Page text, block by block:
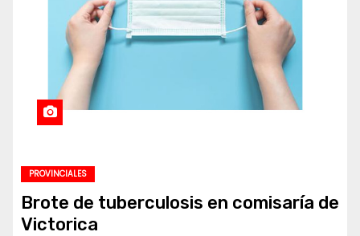
PROVINCIALES
Brote de tuberculosis en comisaría de
Victorica